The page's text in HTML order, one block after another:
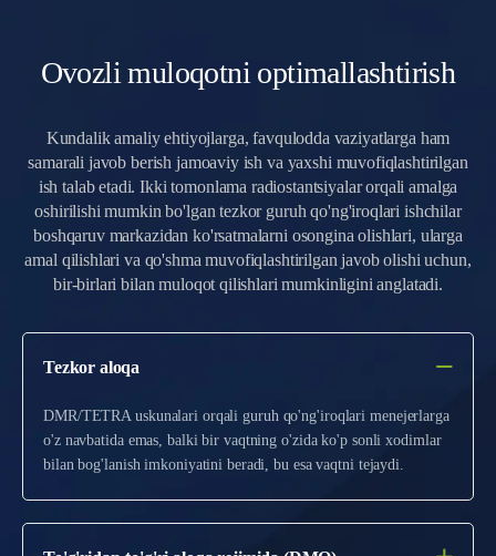
Ovozli muloqotni optimallashtirish
Kundalik amaliy ehtiyojlarga, favqulodda vaziyatlarga ham
samarali javob berish jamoaviy ish va yaxshi muvofiqlashtirilgan
ish talab etadi. Ikki tomonlama radiostantsiyalar orqali amalga
oshirilishi mumkin bo'lgan tezkor guruh qo'ng'iroqlari ishchilar
boshqaruv markazidan ko'rsatmalarni osongina olishlari, ularga
amal qilishlari va qo'shma muvofiqlashtirilgan javob olishi uchun,
bir-birlari bilan muloqot qilishlari mumkinligini anglatadi.
Tezkor aloqa
DMR/TETRA uskunalari orqali guruh qo'ng'iroqlari menejerlarga
o'z navbatida emas, balki bir vaqtning o'zida ko'p sonli xodimlar
bilan bog'lanish imkoniyatini beradi, bu esa vaqtni tejaydi.